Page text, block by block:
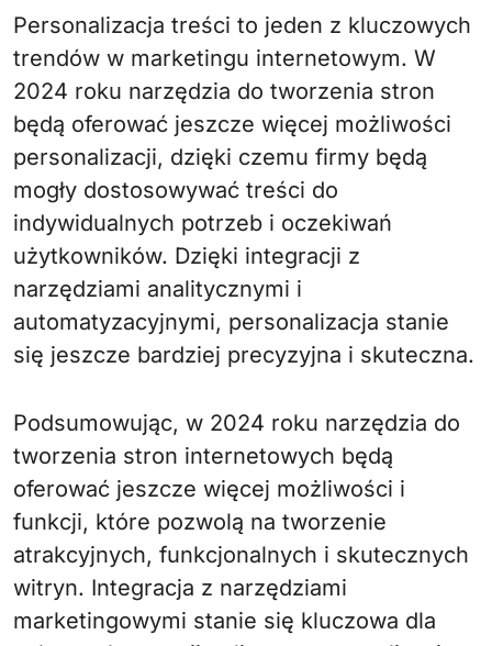
Personalizacja treści to jeden z kluczowych
trendów w marketingu internetowym. W
2024 roku narzędzia do tworzenia stron
będą oferować jeszcze więcej możliwości
personalizacji, dzięki czemu firmy będą
mogły dostosowywać treści do
indywidualnych potrzeb i oczekiwań
użytkowników. Dzięki integracji z
narzędziami analitycznymi i
automatyzacyjnymi, personalizacja stanie
się jeszcze bardziej precyzyjna i skuteczna.
Podsumowując, w 2024 roku narzędzia do
tworzenia stron internetowych będą
oferować jeszcze więcej możliwości i
funkcji, które pozwolą na tworzenie
atrakcyjnych, funkcjonalnych i skutecznych
witryn. Integracja z narzędziami
marketingowymi stanie się kluczowa dla